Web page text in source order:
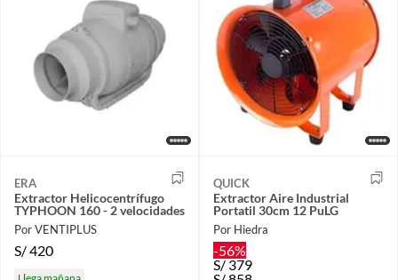
ERA
Extractor Helicocentrífugo
TYPHOON 160 - 2 velocidades
Por VENTIPLUS
S/420
QUICK
Extractor Aire Industrial
Portatil 30cm 12 PuLG
Por Hiedra
-56%
S/379